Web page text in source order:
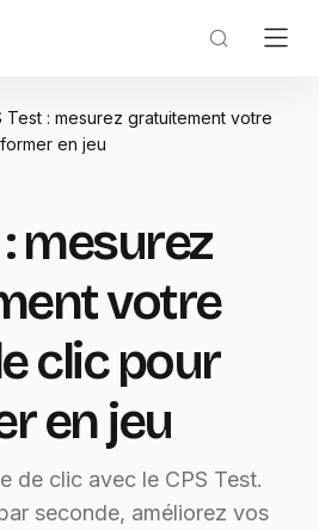
Test : mesurez gratuitement votre
en jeu
: mesurez
votre
clic pour
en jeu
de clic avec le CPS Test.
seconde, améliorez vos